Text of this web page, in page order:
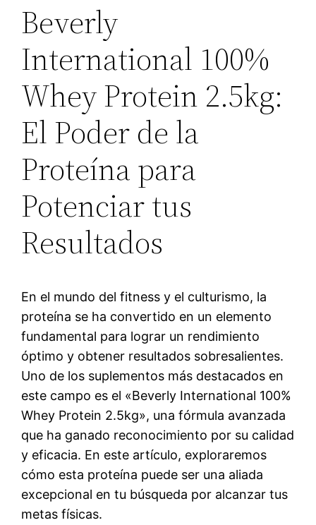
Beverly
International 100%
Whey Protein 2.5kg:
El Poder de la
Proteína para
Potenciar tus
Resultados
En el mundo del fitness y el culturismo, la
proteína se ha convertido en un elemento
fundamental para lograr un rendimiento
óptimo y obtener resultados sobresalientes.
Uno de los suplementos más destacados en
este campo es el «Beverly International 100%
Whey Protein 2.5kg», una fórmula avanzada
que ha ganado reconocimiento por su calidad
y eficacia. En este artículo, exploraremos
cómo esta proteína puede ser una aliada
excepcional en tu búsqueda por alcanzar tus
metas físicas.